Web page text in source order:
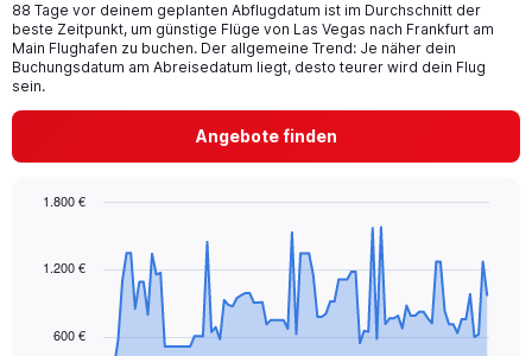
88 Tage vor deinem geplanten Abflugdatum ist im Durchschnitt der
beste Zeitpunkt, um günstige Flüge von Las Vegas nach Frankfurt am
Main Flughafen zu buchen. Der allgemeine Trend: Je näher dein
Buchungsdatum am Abreisedatum liegt, desto teurer wird dein Flug
sein.
Angebote finden
91
600 €
1.200 €
1.800 €